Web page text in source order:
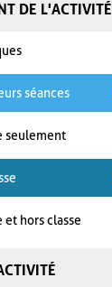
DE L'ACTIVITÉ
séances
seulement
et hors classe